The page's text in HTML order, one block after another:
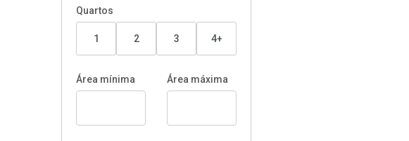
Quartos
1 2 3 4+
Área mínima Área máxima